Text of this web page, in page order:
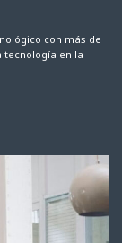
con más de
tecnología en la